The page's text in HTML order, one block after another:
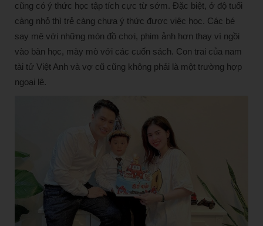
cũng có ý thức học tập tích cực từ sớm. Đặc biệt, ở độ tuổi
càng nhỏ thì trẻ càng chưa ý thức được việc học. Các bé
say mê với những món đồ chơi, phim ảnh hơn thay vì ngồi
vào bàn học, mày mò với các cuốn sách. Con trai của nam
tài tử Việt Anh và vợ cũ cũng không phải là một trường hợp
ngoại lệ.